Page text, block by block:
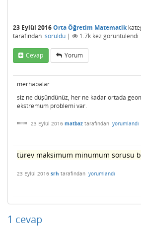
23 Eylül 2016Orta Öğretim Matematik
tarafından soruldu | 1.7k kez görüntülendi
Cevap Yorum
merhabalar
siz ne düşündünüz, her ne kadar ortada
ekstremum problemi var.
23 Eylül 2016 matbaz tarafından yorumlandı
türev maksimum minumum sorusu
23 Eylül 2016 srh tarafından yorumlandı
1 cevap